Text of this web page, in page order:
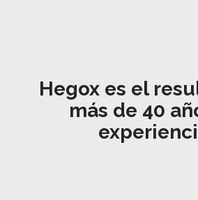
Hegox es el
más de 40